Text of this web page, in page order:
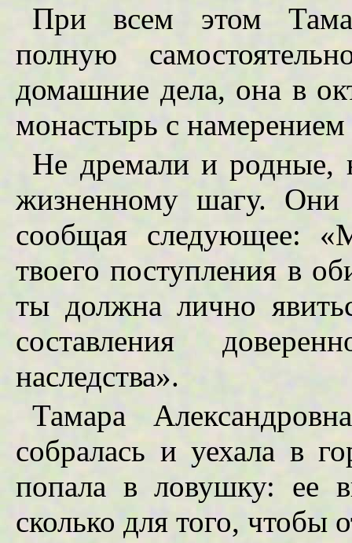
При всем этом
полную
домашние дела, она в
монастырь с намерением
Не дремали и родные,
жизненному шагу. Они
сообщая следующее:
твоего поступления в
ты должна лично
составления
наследства».
Тамара
собралась и уехала в
попала в ловушку: ее
сколько для того, чтобы